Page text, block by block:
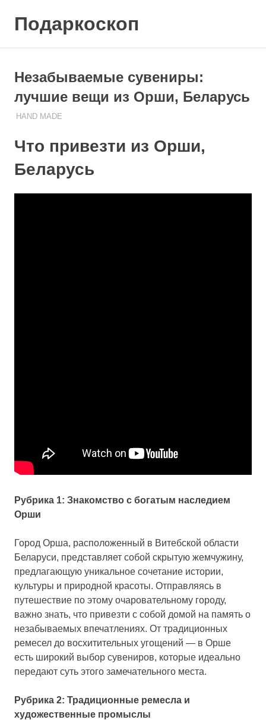
Подаркоскоп
подарить
Незабываемые сувениры:
лучшие вещи из Орши, Беларусь
26.11.2023
ПОДАРЧЕК
HAND MADE
Что привезти из Орши,
Беларусь
Рубрика 1: Знакомство с богатым наследием
Орши
Город Орша, расположенный в Витебской области
Беларуси, представляет собой скрытую жемчужину,
предлагающую уникальное сочетание истории,
культуры и природной красоты. Отправляясь в
путешествие по этому очаровательному городу,
важно знать, что привезти с собой домой на память о
незабываемых впечатлениях. От традиционных
ремесел до восхитительных угощений — в Орше
есть широкий выбор сувениров, которые идеально
передают суть этого замечательного места.
Рубрика 2: Традиционные ремесла и
художественные промыслы